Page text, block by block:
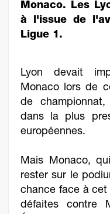
Monaco. Les
à l'issue de
Ligue 1.
Lyon devait
Monaco lors de
de
dans la plus
européennes.
Mais Monaco,
rester sur le
chance face à cet
défaites contre